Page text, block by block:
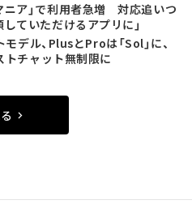
ニア」で利用者急増 対応追いつ
ていただけるアプリに」
デル、PlusとProは「Sol」に、
トチャット無制限に